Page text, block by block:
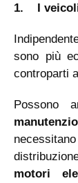
1. I
sono più
controparti
Possono
motori